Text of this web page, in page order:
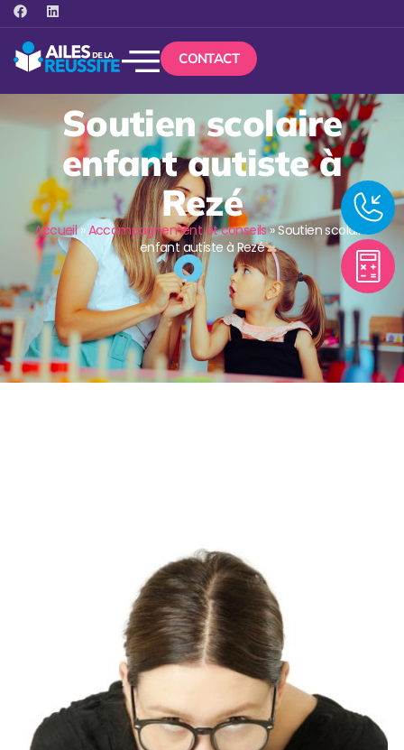
CONTACT
Soutien scolaire
enfant autiste à
Rezé
Accueil»Accompagnement et conseils»Soutien scolaire
enfant autiste à Rezé